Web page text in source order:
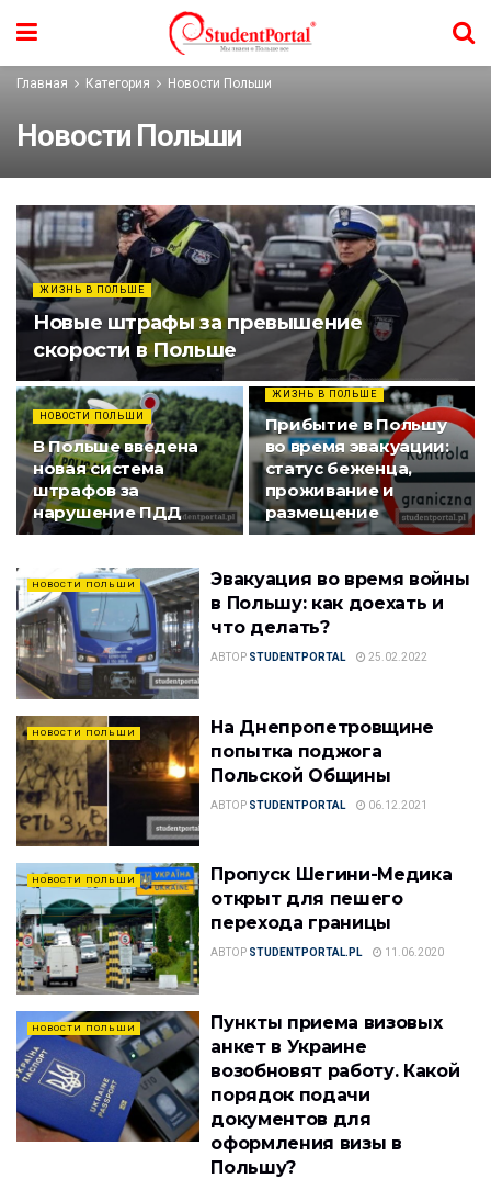
Главная Категория Новости Польши
Новости Польши
ЖИЗНЬ В ПОЛЬШЕ
Новые штрафы за превышение
скорости в Польше
НОВОСТИ ПОЛЬШИ
В Польше введена
новая система
штрафов за
нарушение ПДД
ЖИЗНЬ В ПОЛЬШЕ
Прибытие в Польшу
во время эвакуации:
статус беженца,
проживание и
размещение
НОВОСТИ ПОЛЬШИ
Эвакуация во время войны
в Польшу: как доехать и
что делать?
АВТОР STUDENTPORTAL 25.02.2022
НОВОСТИ ПОЛЬШИ
На Днепропетровщине
попытка поджога
Польской Общины
АВТОР STUDENTPORTAL 06.12.2021
НОВОСТИ ПОЛЬШИ
Пропуск Шегини-Медика
открыт для пешего
перехода границы
АВТОР STUDENTPORTAL.PL 11.06.2020
НОВОСТИ ПОЛЬШИ
Пункты приема визовых
анкет в Украине
возобновят работу. Какой
порядок подачи
документов для
оформления визы в
Польшу?